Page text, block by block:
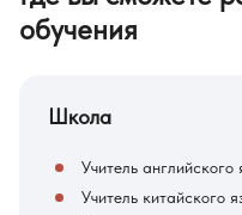
обучения
Школа
Учитель английского
Учитель китайского